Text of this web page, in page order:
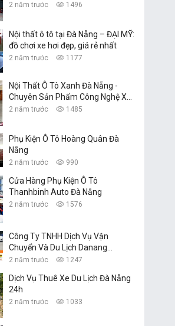
2 năm trước 1496
Nội thất ô tô tại Đà Nẵng – ĐẠI MỸ:
đồ chơi xe hơi đẹp, giá rẻ nhất
2 năm trước 1177
Nội Thất Ô Tô Xanh Đà Nẵng -
Chuyên Sản Phẩm Công Nghệ Xe
Hơi
2 năm trước 1485
Phụ Kiện Ô Tô Hoàng Quân Đà
Nẵng
2 năm trước 990
Cửa Hàng Phụ Kiện Ô Tô
Thanhbinh Auto Đà Nẵng
2 năm trước 1576
Công Ty TNHH Dịch Vụ Vận
Chuyển Và Du Lịch Danang
Transfer
2 năm trước 1247
Dịch Vụ Thuê Xe Du Lịch Đà Nẵng
24h
2 năm trước 1033